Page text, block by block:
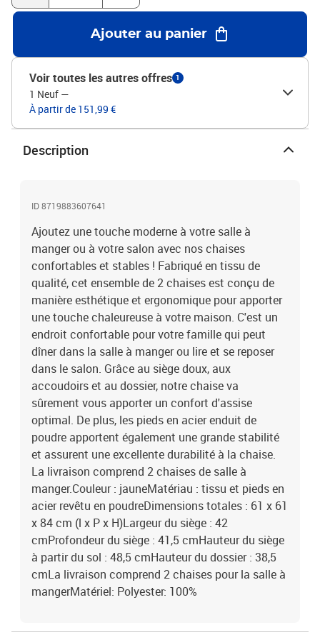
partir du sol : 48,5 cmHauteur du dossier : 38,5 cmLa livraison
comprend 2 chaises pour la salle à mangerMatériel: Polyester:
Ajouter au panier
Voir toutes les autres offres 1
1 Neuf —
À partir de 151,99 €
Description
ID 8719883607641
Ajoutez une touche moderne à votre salle à
manger ou à votre salon avec nos chaises
confortables et stables ! Fabriqué en tissu de
qualité, cet ensemble de 2 chaises est conçu de
manière esthétique et ergonomique pour apporter
une touche chaleureuse à votre maison. C'est un
endroit confortable pour votre famille qui peut
dîner dans la salle à manger ou lire et se reposer
dans le salon. Grâce au siège doux, aux
accoudoirs et au dossier, notre chaise va
sûrement vous apporter un confort d'assise
optimal. De plus, les pieds en acier enduit de
poudre apportent également une grande stabilité
et assurent une excellente durabilité à la chaise.
La livraison comprend 2 chaises de salle à
manger.Couleur : jauneMatériau : tissu et pieds en
acier revêtu en poudreDimensions totales : 61 x 61
x 84 cm (l x P x H)Largeur du siège : 42
cmProfondeur du siège : 41,5 cmHauteur du siège
à partir du sol : 48,5 cmHauteur du dossier : 38,5
cmLa livraison comprend 2 chaises pour la salle à
mangerMatériel: Polyester: 100%